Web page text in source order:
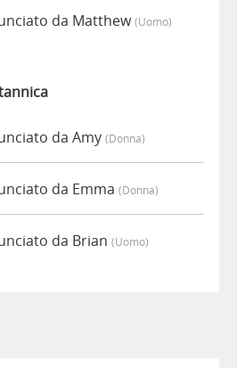
da Matthew(uomo)
da Amy (donna)
da Emma (donna)
da Brian (uomo)